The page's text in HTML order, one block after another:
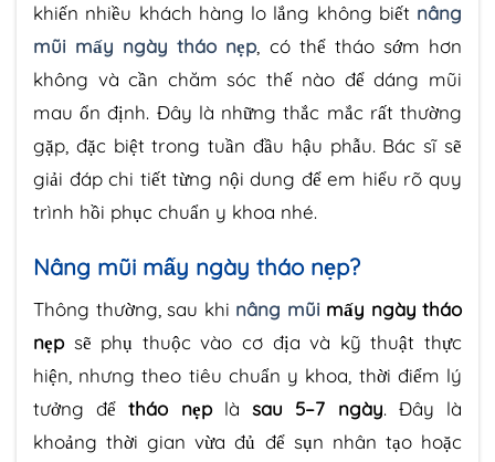
khiến nhiều khách hàng lo lắng không biết nâng
mũi mấy ngày tháo nẹp, có thể tháo sớm hơn
không và cần chăm sóc thế nào để dáng mũi
mau ổn định. Đây là những thắc mắc rất thường
gặp, đặc biệt trong tuần đầu hậu phẫu. Bác sĩ sẽ
giải đáp chi tiết từng nội dung để em hiểu rõ quy
trình hồi phục chuẩn y khoa nhé.
Nâng mũi mấy ngày tháo nẹp?
Thông thường, sau khi nâng mũi mấy ngày tháo
nẹpsẽ phụ thuộc vào cơ địa và kỹ thuật thực
hiện, nhưng theo tiêu chuẩn y khoa, thời điểm lý
tưởng đểtháo nẹplàsau 5–7 ngày. Đây là
khoảng thời gian vừa đủ để sụn nhân tạo hoặc